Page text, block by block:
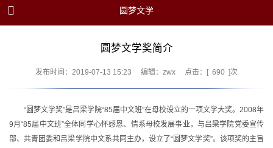
 圆梦文学
圆梦文学奖简介
发布时间：2019-07-13 15:23 编辑：zwx 点击：[ 690 ]次
“圆梦文学奖”是吕梁学院“85届中文班”在母校设立的一项文学大奖。2008年
9月“85届中文班”全体同学心怀感恩、情系母校发展事业，与吕梁学院党委宣传
部、共青团委和吕梁学院中文系共同主办，设立了“圆梦文学奖”。该项奖的主旨